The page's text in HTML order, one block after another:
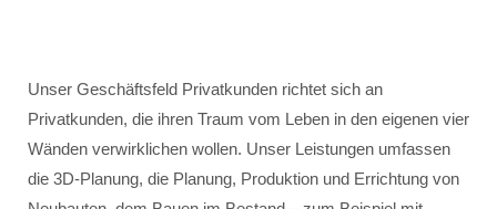
Unser Geschäftsfeld Privatkunden richtet sich an
Privatkunden, die ihren Traum vom Leben in den eigenen vier
Wänden verwirklichen wollen. Unser Leistungen umfassen
die 3D-Planung, die Planung, Produktion und Errichtung von